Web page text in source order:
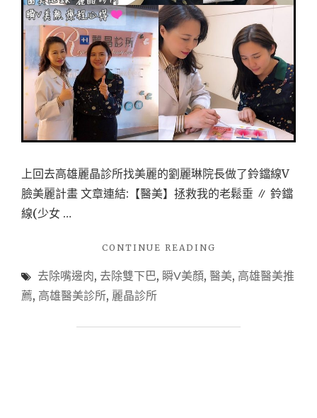
我
蝶
袖
掰
掰。"
上回去高雄麗晶診所找美麗的劉麗琳院長做了鈴鐺線V
臉美麗計畫 文章連結:【醫美】拯救我的老鬆垂 ∥ 鈴鐺
線(少女 …
CONTINUE READING
瞬
去除嘴邊肉, 去除雙下巴, 瞬V美顏, 醫美, 高雄醫美推
薦, 高雄醫美診所, 麗晶診所